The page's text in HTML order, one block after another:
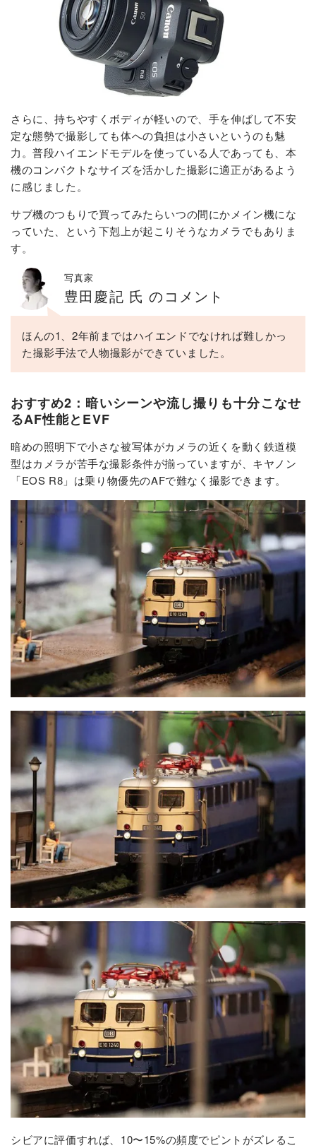
さらに、持ちやすくボディが軽いので、手を伸ばして不安
定な態勢で撮影しても体への負担は小さいというのも魅
力。普段ハイエンドモデルを使っている人であっても、本
機のコンパクトなサイズを活かした撮影に適正があるよう
に感じました。
サブ機のつもりで買ってみたらいつの間にかメイン機にな
っていた、という下剋上が起こりそうなカメラでもありま
す。
写真家
豊田慶記 氏 のコメント
ほんの1、2年前まではハイエンドでなければ難しかっ
た撮影手法で人物撮影ができていました。
おすすめ2：暗いシーンや流し撮りも十分こなせ
るAF性能とEVF
暗めの照明下で小さな被写体がカメラの近くを動く鉄道模
型はカメラが苦手な撮影条件が揃っていますが、キヤノン
「EOS R8」は乗り物優先のAFで難なく撮影できます。
シビアに評価すれば、10〜15%の頻度でピントがズレるこ